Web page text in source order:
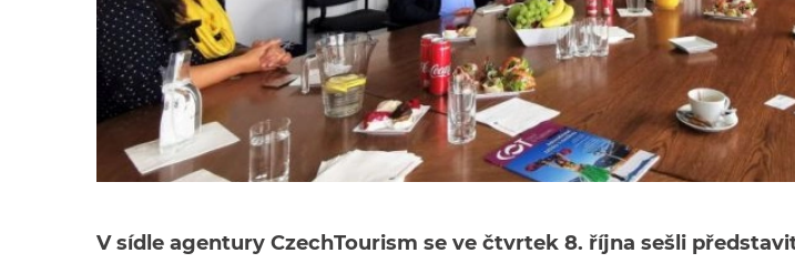
V sídle agentury CzechTourism se ve čtvrtek 8. října sešli